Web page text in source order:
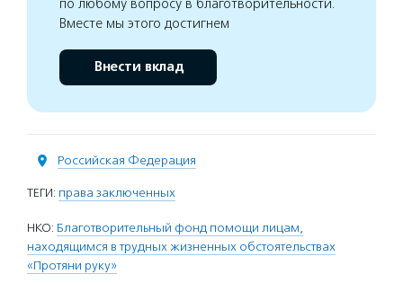
по любому вопросу в благотворительности.
Вместе мы этого достигнем
Внести вклад
Российская Федерация
ТЕГИ: права заключенных
НКО: Благотворительный фонд помощи лицам,
находящимся в трудных жизненных обстоятельствах
«Протяни руку»